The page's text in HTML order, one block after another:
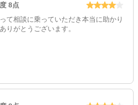
8点
て相談に乗っていただき本当に助かり
りがとうございます。